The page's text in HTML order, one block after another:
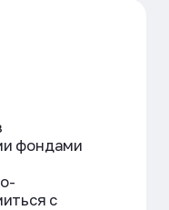
фондами
с